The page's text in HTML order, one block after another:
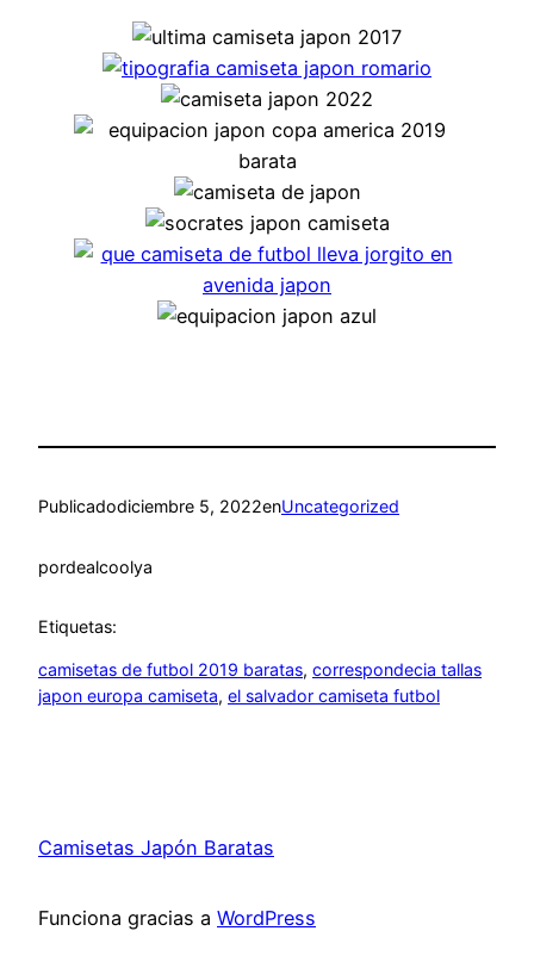
Publicadodiciembre 5, 2022enUncategorized
pordealcoolya
Etiquetas:
camisetas de futbol 2019 baratas, correspondecia tallas
japon europa camiseta, el salvador camiseta futbol
Camisetas Japón Baratas
Funciona gracias a WordPress